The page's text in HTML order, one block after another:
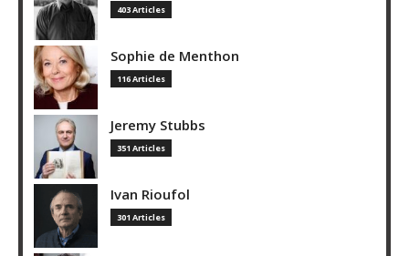
403 Articles
Sophie de Menthon
116 Articles
Jeremy Stubbs
351 Articles
Ivan Rioufol
301 Articles